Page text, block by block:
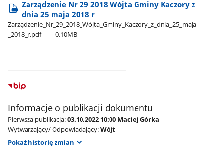
Zarządzenie Nr 29 2018 Wójta Gminy Kaczory z
dnia 25 maja 2018 r
Zarządzenie​_Nr​_29​_2018​_Wójta​_Gminy​_Kaczory​_z​_dnia​_25​_maja​
_2018​_r.pdf
0.10MB
Informacje o publikacji dokumentu
Pierwsza publikacja:03.10.2022 10:00 Maciej Górka
Wytwarzający/ Odpowiadający:Wójt
Pokaż historię zmian